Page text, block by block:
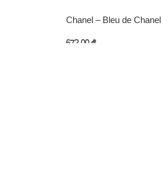
Chanel – Bleu de Chanel
672,00 ₾